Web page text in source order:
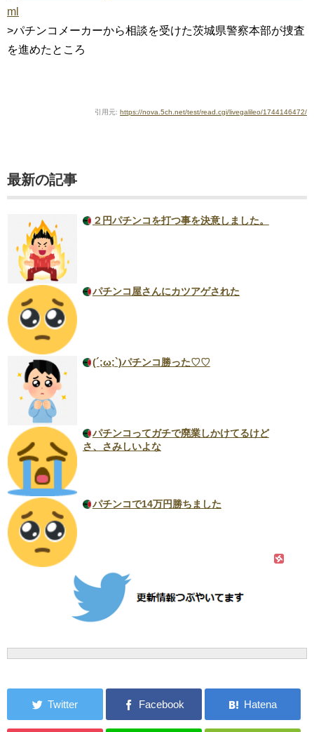
ml
>パチンコメーカーから相談を受けた茨城県警察本部が捜査
を進めたところ
引用元: https://nova.5ch.net/test/read.cgi/livegalileo/1744146472/
最新の記事
２円パチンコを打つ事を決意しました。
パチンコ屋さんにカツアゲされた
(´;ω;`)パチンコ勝った♡♡
パチンコってガチで廃業しかけてるけど
さ、さみしいよな
パチンコで14万円勝ちました